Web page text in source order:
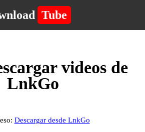
Tube
videos de
LnkGo
Descargar desde LnkGo